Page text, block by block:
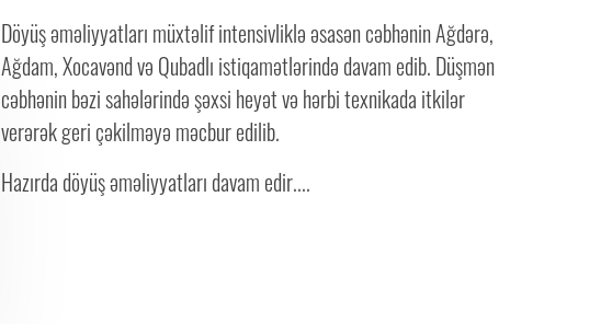
Döyüş əməliyyatları müxtəlif intensivliklə əsasən cəbhənin Ağdərə,
Ağdam, Xocavənd və Qubadlı istiqamətlərində davam edib. Düşmən
cəbhənin bəzi sahələrində şəxsi heyət və hərbi texnikada itkilər
verərək geri çəkilməyə məcbur edilib.
Hazırda döyüş əməliyyatları davam edir....